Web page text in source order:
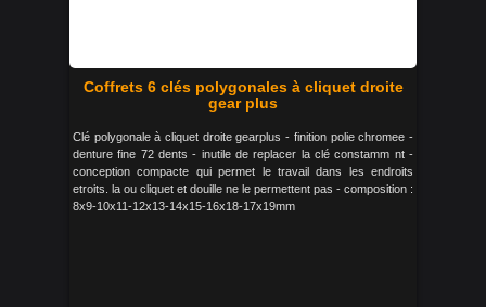
Coffrets 6 clés polygonales à cliquet droite
gear plus
Clé polygonale à cliquet droite gearplus - finition polie chromee -
denture fine 72 dents - inutile de replacer la clé constamm nt -
conception compacte qui permet le travail dans les endroits
etroits. la ou cliquet et douille ne le permettent pas - composition :
8x9-10x11-12x13-14x15-16x18-17x19mm